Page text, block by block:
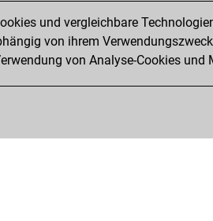
und vergleichbare
von ihrem
von Analyse-Cookies